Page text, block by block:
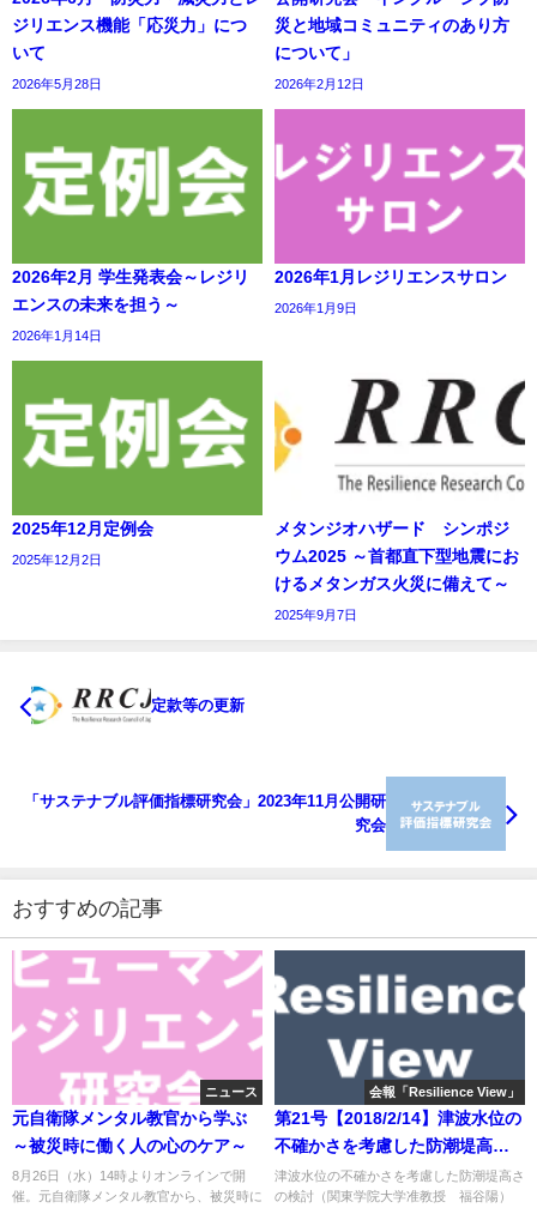
ジリエンス機能「応災力」につ
いて
2026年5月28日
災と地域コミュニティのあり方
について」
2026年2月12日
2026年2月 学生発表会～レジリ
エンスの未来を担う～
2026年1月14日
2026年1月レジリエンスサロン
2026年1月9日
2025年12月定例会
2025年12月2日
メタンジオハザード シンポジ
ウム2025 ～首都直下型地震にお
けるメタンガス火災に備えて～
2025年9月7日
定款等の更新
「サステナブル評価指標研究会」2023年11月公開研
究会
おすすめの記事
ニュース
元自衛隊メンタル教官から学ぶ
～被災時に働く人の心のケア～
8月26日（水）14時よりオンラインで開
催。元自衛隊メンタル教官から、被災時に
会報「Resilience View」
第21号【2018/2/14】津波水位の
不確かさを考慮した防潮堤高さ
の検討
津波水位の不確かさを考慮した防潮堤高さ
の検討（関東学院大学准教授 福谷陽）